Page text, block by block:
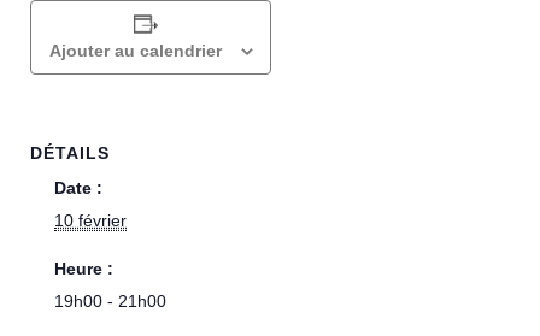
Ajouter au calendrier
DÉTAILS
Date :
10 février
Heure :
19h00 - 21h00